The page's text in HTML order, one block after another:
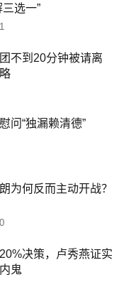
选一”
不到20分钟被请离
问“独漏赖清德”
为何反而主动开战？
决策，卢秀燕证实
鬼